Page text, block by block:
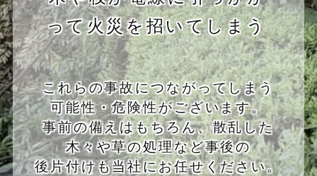
って火災を招いてしまう
これらの事故につながってしまう
可能性・危険性がございます。
事前の備えはもちろん、散乱した
木々や草の処理など事後の
後片付けも当社にお任せください。